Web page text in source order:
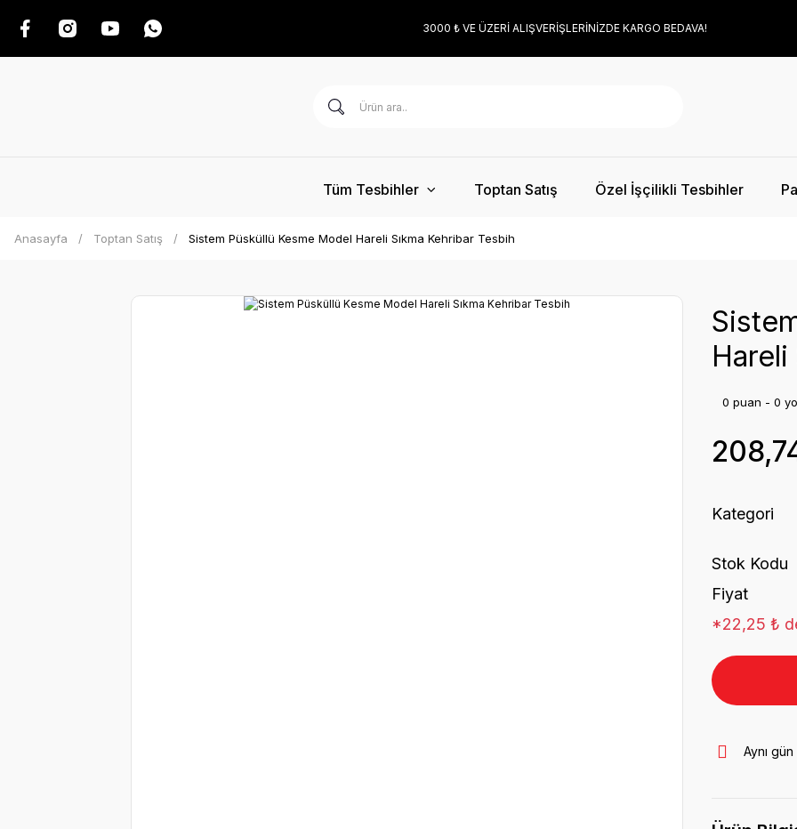
3000 ₺ VE ÜZERİ ALIŞVERİŞLERİNİZDE KARGO BEDAVA!
Tüm Tesbihler Toptan Satış Özel İşçilikli Tesbihler
Anasayfa Toptan Satış Sistem Püsküllü Kesme Model Hareli Sıkma Kehribar Tesbih
Hareli
0 puan - 0
Kategori
Stok Kodu
Fiyat
*22,25 ₺
Aynı